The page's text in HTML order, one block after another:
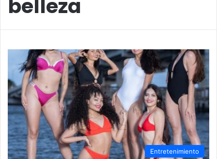
belleza
Entretenimiento